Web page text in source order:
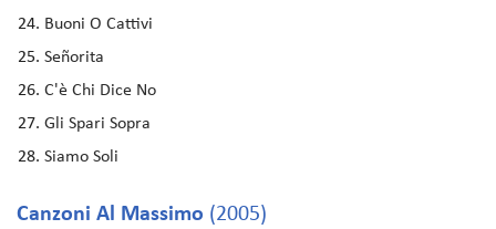
Buoni O Cattivi
Señorita
C'è Chi Dice No
Gli Spari Sopra
Siamo Soli
Canzoni Al Massimo (2005)